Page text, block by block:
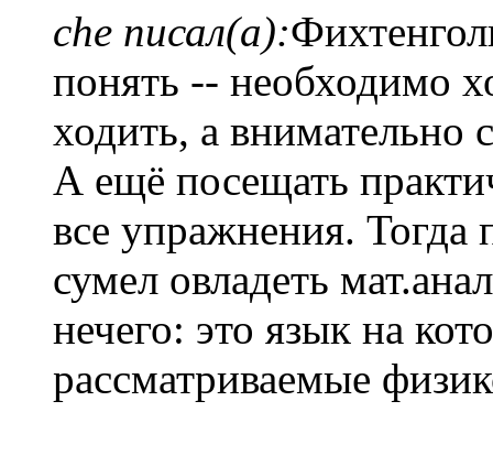
che писал(а):
понять -- необходимо
ходить, а внимательно
А ещё посещать
все упражнения. Тогда
сумел овладеть
нечего: это язык на
рассматриваемые